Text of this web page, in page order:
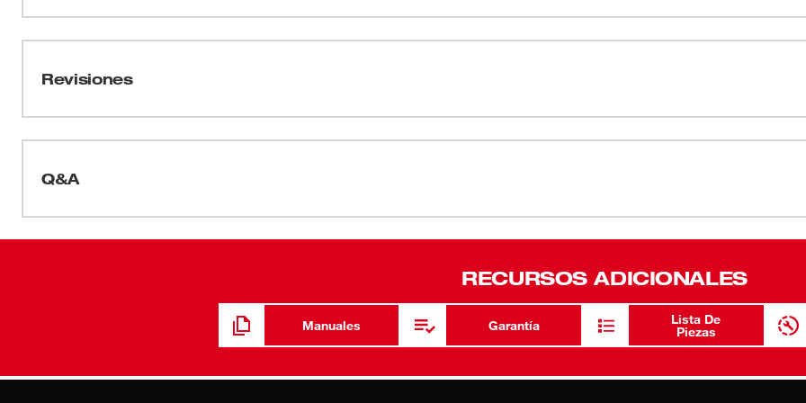
proporciona un ajuste seguro.
Revisiones
Q&A
RECURSOS ADICIONALES
Manuales Garantía
Lista De
Piezas